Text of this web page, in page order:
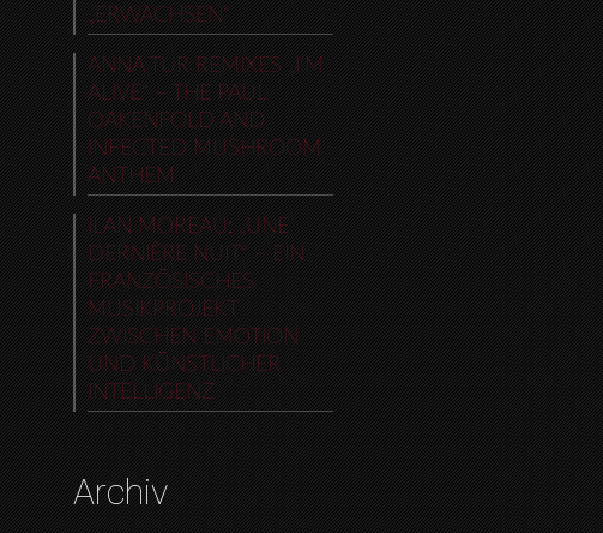
„ERWACHSEN“
ANNA TUR REMIXES „I’M
ALIVE“ – THE PAUL
OAKENFOLD AND
INFECTED MUSHROOM
ANTHEM
ILAN MOREAU: „UNE
DERNIÈRE NUIT“ – EIN
FRANZÖSISCHES
MUSIKPROJEKT
ZWISCHEN EMOTION
UND KÜNSTLICHER
INTELLIGENZ
Archiv